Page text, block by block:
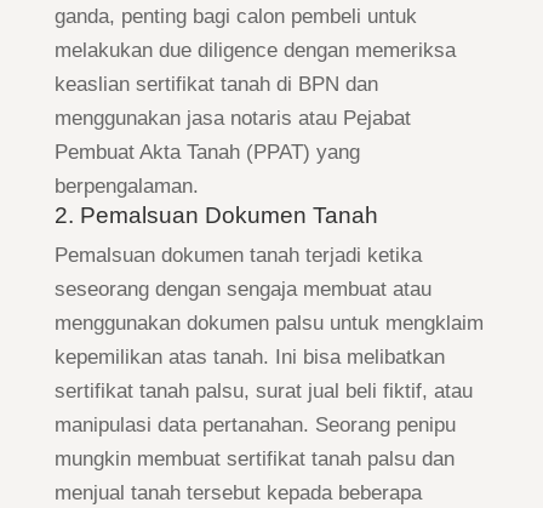
ganda, penting bagi calon pembeli untuk
melakukan due diligence dengan memeriksa
keaslian sertifikat tanah di BPN dan
menggunakan jasa notaris atau Pejabat
Pembuat Akta Tanah (PPAT) yang
berpengalaman.
2. Pemalsuan Dokumen Tanah
Pemalsuan dokumen tanah terjadi ketika
seseorang dengan sengaja membuat atau
menggunakan dokumen palsu untuk mengklaim
kepemilikan atas tanah. Ini bisa melibatkan
sertifikat tanah palsu, surat jual beli fiktif, atau
manipulasi data pertanahan. Seorang penipu
mungkin membuat sertifikat tanah palsu dan
menjual tanah tersebut kepada beberapa